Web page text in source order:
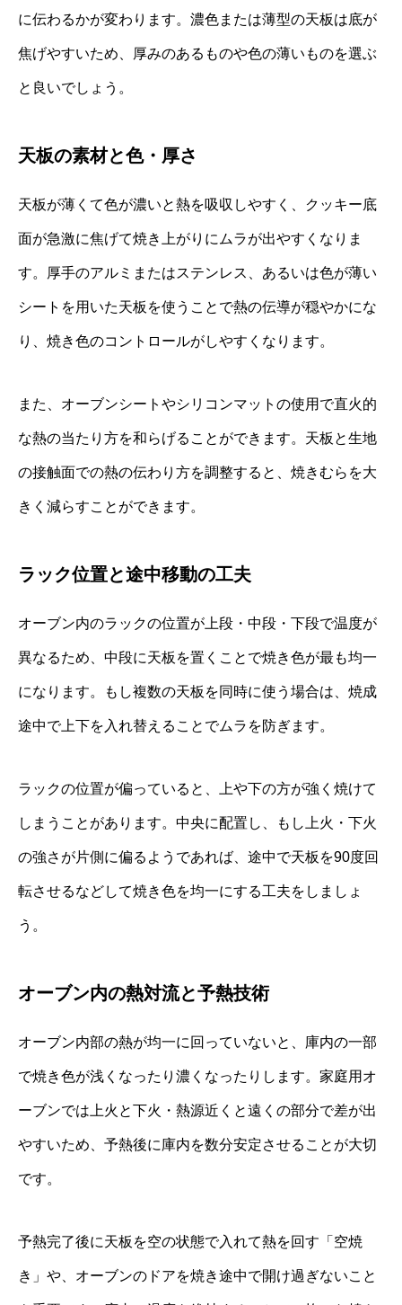
に伝わるかが変わります。濃色または薄型の天板は底が
焦げやすいため、厚みのあるものや色の薄いものを選ぶ
と良いでしょう。
天板の素材と色・厚さ
天板が薄くて色が濃いと熱を吸収しやすく、クッキー底
面が急激に焦げて焼き上がりにムラが出やすくなりま
す。厚手のアルミまたはステンレス、あるいは色が薄い
シートを用いた天板を使うことで熱の伝導が穏やかにな
り、焼き色のコントロールがしやすくなります。
また、オーブンシートやシリコンマットの使用で直火的
な熱の当たり方を和らげることができます。天板と生地
の接触面での熱の伝わり方を調整すると、焼きむらを大
きく減らすことができます。
ラック位置と途中移動の工夫
オーブン内のラックの位置が上段・中段・下段で温度が
異なるため、中段に天板を置くことで焼き色が最も均一
になります。もし複数の天板を同時に使う場合は、焼成
途中で上下を入れ替えることでムラを防ぎます。
ラックの位置が偏っていると、上や下の方が強く焼けて
しまうことがあります。中央に配置し、もし上火・下火
の強さが片側に偏るようであれば、途中で天板を90度回
転させるなどして焼き色を均一にする工夫をしましょ
う。
オーブン内の熱対流と予熱技術
オーブン内部の熱が均一に回っていないと、庫内の一部
で焼き色が浅くなったり濃くなったりします。家庭用オ
ーブンでは上火と下火・熱源近くと遠くの部分で差が出
やすいため、予熱後に庫内を数分安定させることが大切
です。
予熱完了後に天板を空の状態で入れて熱を回す「空焼
き」や、オーブンのドアを焼き途中で開け過ぎないこと